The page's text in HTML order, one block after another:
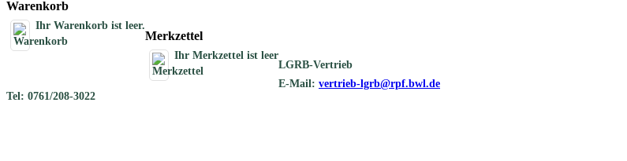
Warenkorb
Ihr Warenkorb ist leer.
Merkzettel
Ihr Merkzettel ist leer
LGRB-Vertrieb
E-Mail: vertrieb-lgrb@rpf.bwl.de
Tel: 0761/208-3022